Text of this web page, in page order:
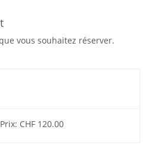
vous souhaitez réserver.
Prix: CHF 120.00